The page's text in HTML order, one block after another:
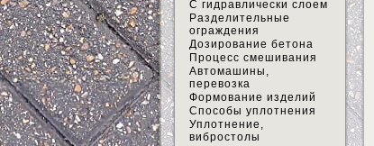
С гидравлически слоем
Разделительные
ограждения
Дозирование бетона
Процесс смешивания
Автомашины,
перевозка
Формование изделий
Способы уплотнения
Уплотнение,
вибростолы